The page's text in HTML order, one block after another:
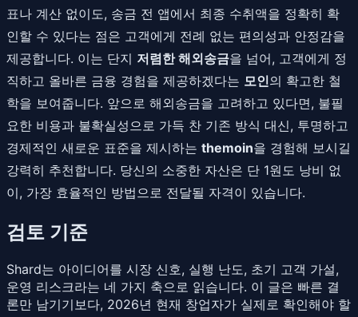
표나 계산 없이도, 송금 전 앱에서 최종 수취액을 정확히 확
인할 수 있다는 점은 고객에게 전례 없는 편의성과 안정감을
제공합니다. 이는 단지 저렴한 해외송금을 넘어, 고객에게 정
직하고 올바른 금융 경험을 제공하겠다는 모인의 확고한 철
학을 보여줍니다. 앞으로 해외송금을 고려하고 있다면, 불필
요한 비용과 불확실성으로 가득 찬 기존 방식 대신, 투명하고
경제적인 새로운 표준을 제시하는 themoin을 경험해 보시길
강력히 추천합니다. 당신의 소중한 자산은 단 1원도 낭비 없
이, 가장 효율적인 방법으로 전달될 자격이 있습니다.
검토 기준
Shard는 아이디어를 시장 신호, 실행 난도, 초기 고객 가설,
운영 리스크라는 네 가지 축으로 읽습니다. 이 글은 빠른 결
론만 남기기보다, 2026년 현재 창업자가 실제로 확인해야 할